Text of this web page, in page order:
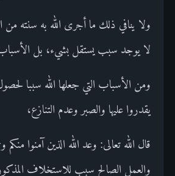
ولا ينافي ذلك ما أجرى الله به سنته من
لا يوجد سبب يستقل بشيء، بل الأسباب
ومن الأسباب التي جعلها الله سببا
يقدروا عليها والصبر وعدم التنازع،
قال الله تعالى: وعد الله الذين آمنوا
والعمل الصالح سبب للاستخلاف